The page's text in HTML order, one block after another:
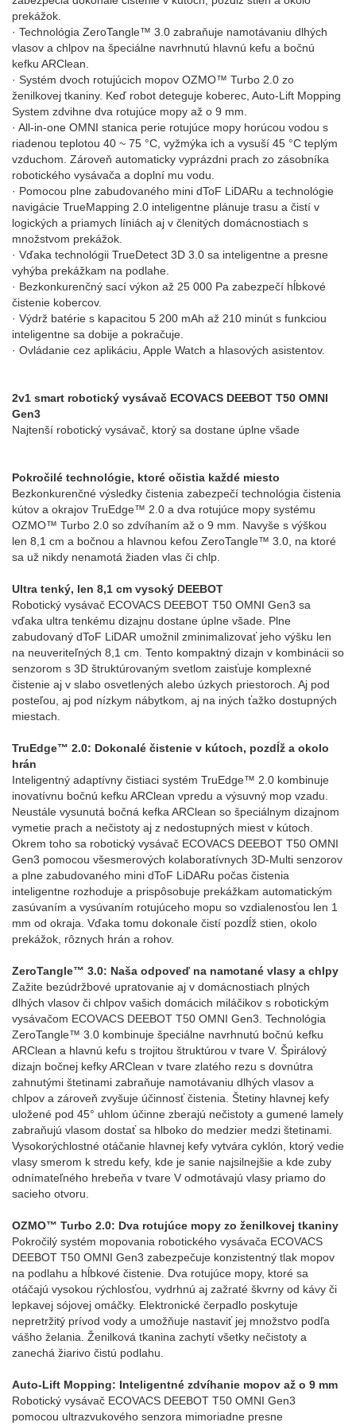
prekážok.
· Technológia ZeroTangle™ 3.0 zabraňuje namotávaniu dlhých
vlasov a chlpov na špeciálne navrhnutú hlavnú kefu a bočnú
kefku ARClean.
· Systém dvoch rotujúcich mopov OZMO™ Turbo 2.0 zo
ženilkovej tkaniny. Keď robot deteguje koberec, Auto-Lift Mopping
System zdvihne dva rotujúce mopy až o 9 mm.
· All-in-one OMNI stanica perie rotujúce mopy horúcou vodou s
riadenou teplotou 40 ~ 75 °C, vyžmýka ich a vysuší 45 °C teplým
vzduchom. Zároveň automaticky vyprázdni prach zo zásobníka
robotického vysávača a doplní mu vodu.
· Pomocou plne zabudovaného mini dToF LiDARu a technológie
navigácie TrueMapping 2.0 inteligentne plánuje trasu a čistí v
logických a priamych líniách aj v členitých domácnostiach s
množstvom prekážok.
· Vďaka technológii TrueDetect 3D 3.0 sa inteligentne a presne
vyhýba prekážkam na podlahe.
· Bezkonkurenčný sací výkon až 25 000 Pa zabezpečí hĺbkové
čistenie kobercov.
· Výdrž batérie s kapacitou 5 200 mAh až 210 minút s funkciou
inteligentne sa dobije a pokračuje.
· Ovládanie cez aplikáciu, Apple Watch a hlasových asistentov.
2v1 smart robotický vysávač ECOVACS DEEBOT T50 OMNI
Gen3
Najtenší robotický vysávač, ktorý sa dostane úplne všade
Pokročilé technológie, ktoré očistia každé miesto
Bezkonkurenčné výsledky čistenia zabezpečí technológia čistenia
kútov a okrajov TruEdge™ 2.0 a dva rotujúce mopy systému
OZMO™ Turbo 2.0 so zdvíhaním až o 9 mm. Navyše s výškou
len 8,1 cm a bočnou a hlavnou kefou ZeroTangle™ 3.0, na ktoré
sa už nikdy nenamotá žiaden vlas či chlp.
Ultra tenký, len 8,1 cm vysoký DEEBOT
Robotický vysávač ECOVACS DEEBOT T50 OMNI Gen3 sa
vďaka ultra tenkému dizajnu dostane úplne všade. Plne
zabudovaný dToF LiDAR umožnil zminimalizovať jeho výšku len
na neuveriteľných 8,1 cm. Tento kompaktný dizajn v kombinácii so
senzorom s 3D štruktúrovaným svetlom zaisťuje komplexné
čistenie aj v slabo osvetlených alebo úzkych priestoroch. Aj pod
posteľou, aj pod nízkym nábytkom, aj na iných ťažko dostupných
miestach.
TruEdge™ 2.0: Dokonalé čistenie v kútoch, pozdĺž a okolo
hrán
Inteligentný adaptívny čistiaci systém TruEdge™ 2.0 kombinuje
inovatívnu bočnú kefku ARClean vpredu a výsuvný mop vzadu.
Neustále vysunutá bočná kefka ARClean so špeciálnym dizajnom
vymetie prach a nečistoty aj z nedostupných miest v kútoch.
Okrem toho sa robotický vysávač ECOVACS DEEBOT T50 OMNI
Gen3 pomocou všesmerových kolaboratívnych 3D-Multi senzorov
a plne zabudovaného mini dToF LiDARu počas čistenia
inteligentne rozhoduje a prispôsobuje prekážkam automatickým
zasúvaním a vysúvaním rotujúceho mopu so vzdialenosťou len 1
mm od okraja. Vďaka tomu dokonale čistí pozdĺž stien, okolo
prekážok, rôznych hrán a rohov.
ZeroTangle™ 3.0: Naša odpoveď na namotané vlasy a chlpy
Zažite bezúdržbové upratovanie aj v domácnostiach plných
dlhých vlasov či chlpov vašich domácich miláčikov s robotickým
vysávačom ECOVACS DEEBOT T50 OMNI Gen3. Technológia
ZeroTangle™ 3.0 kombinuje špeciálne navrhnutú bočnú kefku
ARClean a hlavnú kefu s trojitou štruktúrou v tvare V. Špirálový
dizajn bočnej kefky ARClean v tvare zlatého rezu s dovnútra
zahnutými štetinami zabraňuje namotávaniu dlhých vlasov a
chlpov a zároveň zvyšuje účinnosť čistenia. Štetiny hlavnej kefy
uložené pod 45° uhlom účinne zberajú nečistoty a gumené lamely
zabraňujú vlasom dostať sa hlboko do medzier medzi štetinami.
Vysokorýchlostné otáčanie hlavnej kefy vytvára cyklón, ktorý vedie
vlasy smerom k stredu kefy, kde je sanie najsilnejšie a kde zuby
odnímateľného hrebeňa v tvare V odmotávajú vlasy priamo do
sacieho otvoru.
OZMO™ Turbo 2.0: Dva rotujúce mopy zo ženilkovej tkaniny
Pokročilý systém mopovania robotického vysávača ECOVACS
DEEBOT T50 OMNI Gen3 zabezpečuje konzistentný tlak mopov
na podlahu a hĺbkové čistenie. Dva rotujúce mopy, ktoré sa
otáčajú vysokou rýchlosťou, vydrhnú aj zažraté škvrny od kávy či
lepkavej sójovej omáčky. Elektronické čerpadlo poskytuje
nepretržitý prívod vody a umožňuje nastaviť jej množstvo podľa
vášho želania. Ženilková tkanina zachytí všetky nečistoty a
zanechá žiarivo čistú podlahu.
Auto-Lift Mopping: Inteligentné zdvíhanie mopov až o 9 mm
Robotický vysávač ECOVACS DEEBOT T50 OMNI Gen3
pomocou ultrazvukového senzora mimoriadne presne